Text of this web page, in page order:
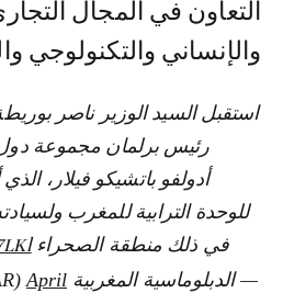
التعاون في المجال
والإنساني والتكنولوجي
استقبل السيد الوزير ناصر
رئيس برلمان مجموعة دول
أدولفو باتشيكو فيلار،
للوحدة الترابية للمغرب
في ذلك منطقة الصحراء
— الدبلوماسية المغربية 🇲🇦 (@MarocDiplo_AR) April